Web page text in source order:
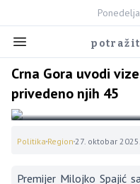
Crna Gora uvodi
privedeno njih 45
Politika Region 27. oktobar
Premijer Milojko Spajić